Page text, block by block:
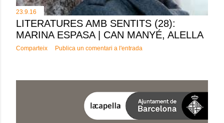
23.9.16
LITERATURES AMB SENTITS (28):
MARINA ESPASA | CAN MANYÉ, ALELLA
Comparteix Publica un comentari a l'entrada